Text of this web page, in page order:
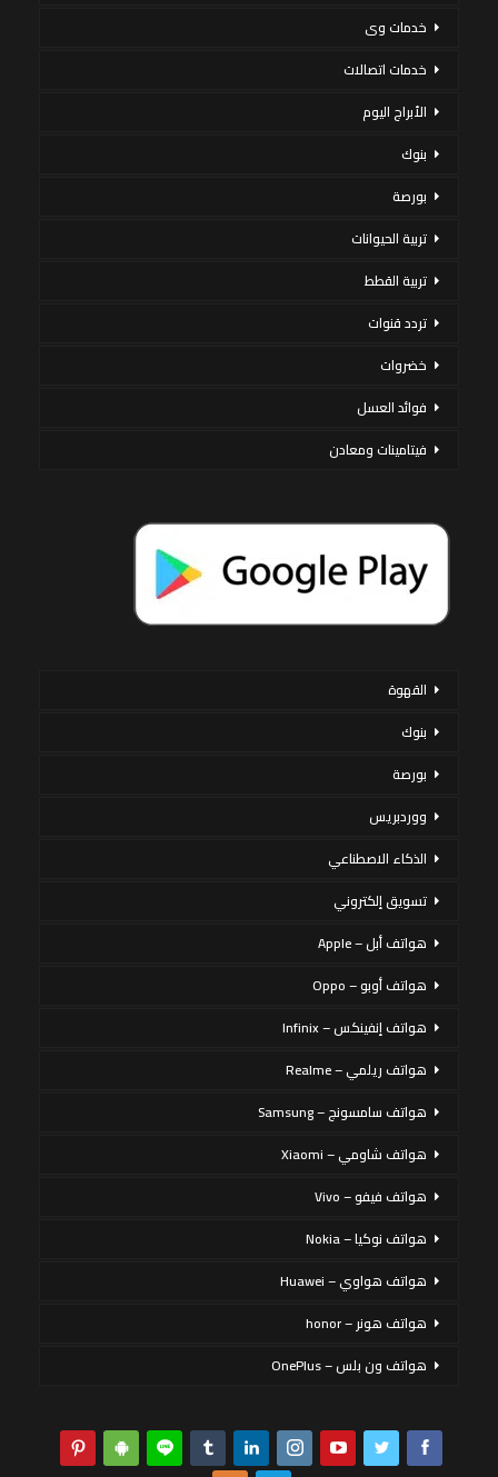
خدمات وى
خدمات اتصالات
الأبراج اليوم
بنوك
بورصة
تربية الحيوانات
تربية القطط
تردد قنوات
خضروات
فوائد العسل
فيتامينات ومعادن
القهوة
بنوك
بورصة
ووردبريس
الذكاء الاصطناعي
تسويق إلكتروني
هواتف أبل – Apple
هواتف أوبو – Oppo
هواتف إنفينكس – Infinix
هواتف ريلمي – Realme
هواتف سامسونج – Samsung
هواتف شاومي – Xiaomi
هواتف فيفو – Vivo
هواتف نوكيا – Nokia
هواتف هواوي – Huawei
هواتف هونر – honor
هواتف ون بلس – OnePlus